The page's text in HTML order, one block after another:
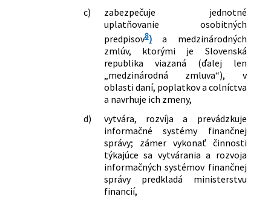
c)
zabezpečuje jednotné
uplatňovanie osobitných
predpisov8)a medzinárodných
zmlúv, ktorými je Slovenská
republika viazaná (ďalej len
„medzinárodná zmluva“), v
oblasti daní, poplatkov a colníctva
a navrhuje ich zmeny,
d)
vytvára, rozvíja a prevádzkuje
informačné systémy finančnej
správy; zámer vykonať činnosti
týkajúce sa vytvárania a rozvoja
informačných systémov finančnej
správy predkladá ministerstvu
financií,